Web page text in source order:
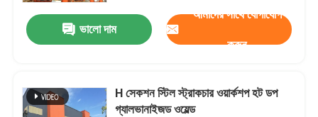
ভালো দাম
আমাদের সাথে যোগাযোগ
করুন
H সেকশন স্টিল স্ট্রাকচার ওয়ার্কশপ হট ডপ
গ্যালভানাইজড ওয়েল্ড